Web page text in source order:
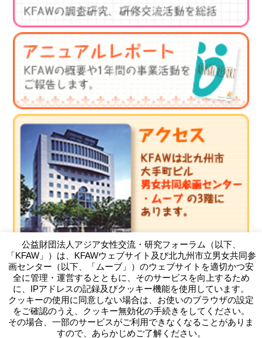
（公財）アジア女性交流・研究フォーラム
Kitakyushu Forum on Asian Women
〒803-0814 北九州市小倉北区大手町11-4北九州市大手町ビ
公益財団法人アジア女性交流・研究フォーラム（以下、
「KFAW」）は、KFAWウェブサイト及び北九州市立男女共同参
画センター（以下、「ムーブ」）のウェブサイトを適切かつ安
全に管理・運営するとともに、そのサービスを向上するため
に、IPアドレスの記録及びクッキー機能を使用しています。
クッキーの使用に同意しない場合は、お使いのブラウザの設定
をご確認のうえ、クッキー無効化の手続きをしてください。
その場合、一部のサービスがご利用できなくなることがありま
すので、あらかじめご了解ください。